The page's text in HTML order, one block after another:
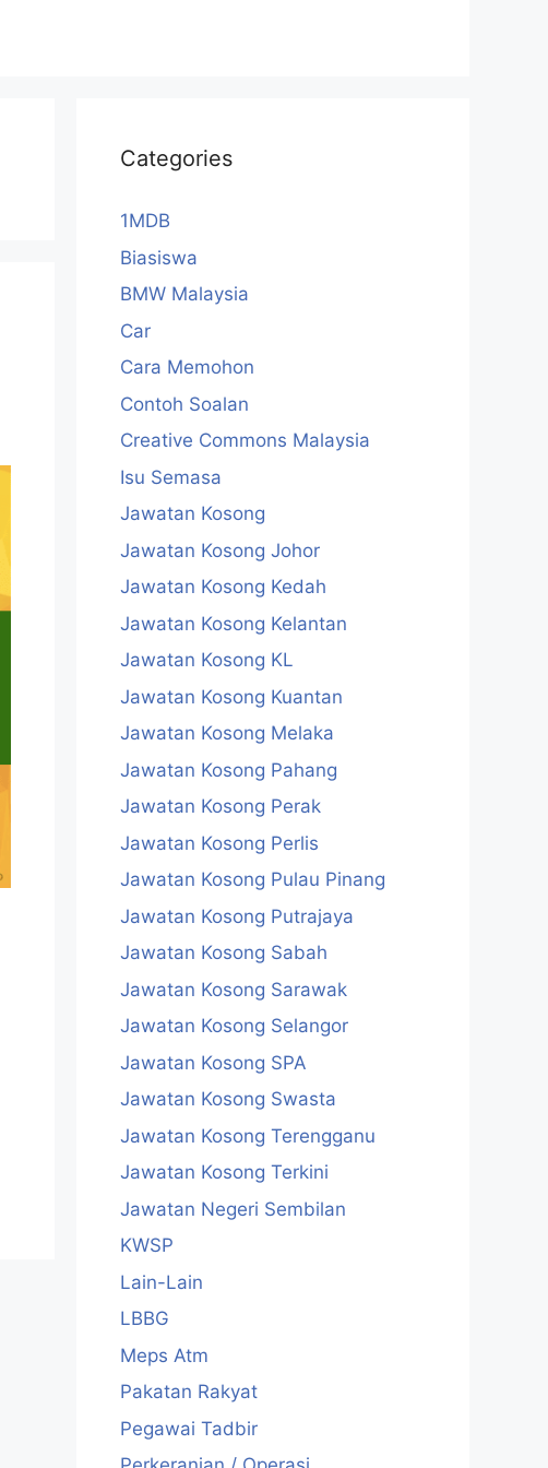
Categories
1MDB
Biasiswa
BMW Malaysia
Car
Cara Memohon
Contoh Soalan
Creative Commons Malaysia
Isu Semasa
Jawatan Kosong
Jawatan Kosong Johor
Jawatan Kosong Kedah
Jawatan Kosong Kelantan
Jawatan Kosong KL
Jawatan Kosong Kuantan
Jawatan Kosong Melaka
Jawatan Kosong Pahang
Jawatan Kosong Perak
Jawatan Kosong Perlis
Jawatan Kosong Pulau Pinang
Jawatan Kosong Putrajaya
Jawatan Kosong Sabah
Jawatan Kosong Sarawak
Jawatan Kosong Selangor
Jawatan Kosong SPA
Jawatan Kosong Swasta
Jawatan Kosong Terengganu
Jawatan Kosong Terkini
Jawatan Negeri Sembilan
KWSP
Lain-Lain
LBBG
Meps Atm
Pakatan Rakyat
Pegawai Tadbir